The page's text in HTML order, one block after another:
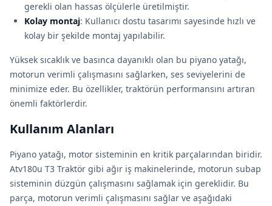
gerekli olan hassas ölçülerle üretilmiştir.
Kolay montaj: Kullanıcı dostu tasarımı sayesinde hızlı ve
kolay bir şekilde montaj yapılabilir.
Yüksek sıcaklık ve basınca dayanıklı olan bu piyano yatağı,
motorun verimli çalışmasını sağlarken, ses seviyelerini de
minimize eder. Bu özellikler, traktörün performansını artıran
önemli faktörlerdir.
Kullanım Alanları
Piyano yatağı, motor sisteminin en kritik parçalarından biridir.
Atv180u T3 Traktör gibi ağır iş makinelerinde, motorun subap
sisteminin düzgün çalışmasını sağlamak için gereklidir. Bu
parça, motorun verimli çalışmasını sağlar ve aşağıdaki